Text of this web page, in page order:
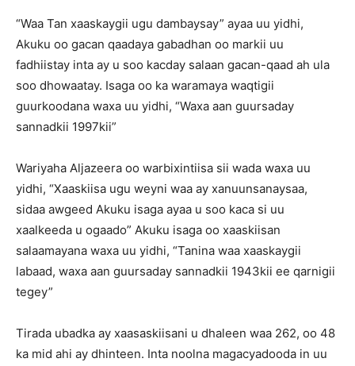
“Waa Tan xaaskaygii ugu dambaysay” ayaa uu yidhi,
Akuku oo gacan qaadaya gabadhan oo markii uu
fadhiistay inta ay u soo kacday salaan gacan-qaad ah ula
soo dhowaatay. Isaga oo ka waramaya waqtigii
guurkoodana waxa uu yidhi, “Waxa aan guursaday
sannadkii 1997kii”
Wariyaha Aljazeera oo warbixintiisa sii wada waxa uu
yidhi, “Xaaskiisa ugu weyni waa ay xanuunsanaysaa,
sidaa awgeed Akuku isaga ayaa u soo kaca si uu
xaalkeeda u ogaado” Akuku isaga oo xaaskiisan
salaamayana waxa uu yidhi, “Tanina waa xaaskaygii
labaad, waxa aan guursaday sannadkii 1943kii ee qarnigii
tegey”
Tirada ubadka ay xaasaskiisani u dhaleen waa 262, oo 48
ka mid ahi ay dhinteen. Inta noolna magacyadooda in uu